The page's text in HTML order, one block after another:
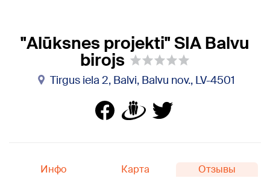
"Alūksnes projekti" SIA Balvu
birojs
Tirgus iela 2, Balvi, Balvu nov., LV-4501
Инфо Карта Отзывы